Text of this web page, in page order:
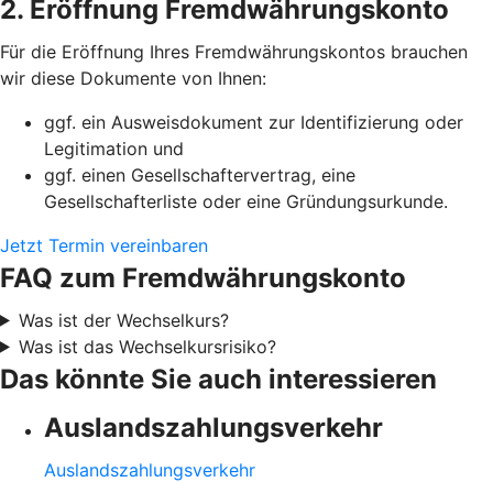
2. Eröffnung Fremdwährungskonto
Für die Eröffnung Ihres Fremdwährungskontos brauchen
wir diese Dokumente von Ihnen:
ggf. ein Ausweisdokument zur Identifizierung oder
Legitimation und
ggf. einen Gesellschaftervertrag, eine
Gesellschafterliste oder eine Gründungsurkunde.
Jetzt Termin vereinbaren
FAQ zum Fremdwährungskonto
Was ist der Wechselkurs?
Was ist das Wechselkursrisiko?
Das könnte Sie auch interessieren
Auslandszahlungsverkehr
Auslandszahlungsverkehr